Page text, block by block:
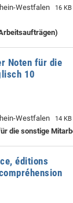
Westfalen 16 KB
Noten für die
10
Westfalen 14 KB
die sonstige
éditions